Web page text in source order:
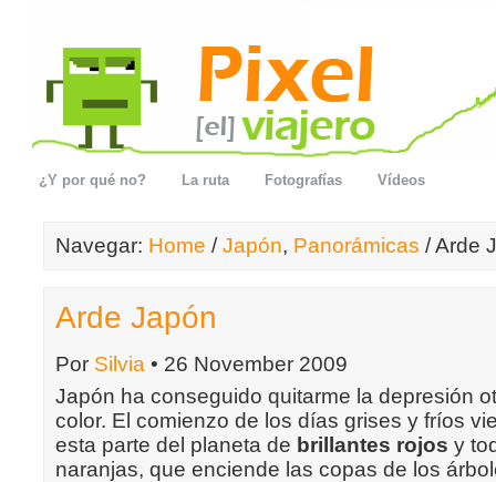
¿Y por qué no? La ruta Fotografías Vídeos
Navegar: Home /Japón, Panorámicas / Arde
Arde Japón
Por Silvia • 26 November 2009
Japón ha conseguido quitarme la depresión
color. El comienzo de los días grises y fríos
esta parte del planeta de brillantes rojos y
naranjas, que enciende las copas de los